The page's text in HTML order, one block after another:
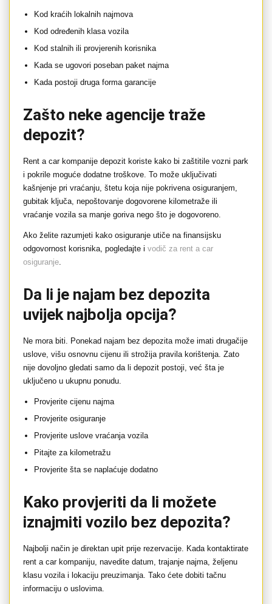
Kod kraćih lokalnih najmova
Kod određenih klasa vozila
Kod stalnih ili provjerenih korisnika
Kada se ugovori poseban paket najma
Kada postoji druga forma garancije
Zašto neke agencije traže
depozit?
Rent a car kompanije depozit koriste kako bi zaštitile vozni park
i pokrile moguće dodatne troškove. To može uključivati
kašnjenje pri vraćanju, štetu koja nije pokrivena osiguranjem,
gubitak ključa, nepoštovanje dogovorene kilometraže ili
vraćanje vozila sa manje goriva nego što je dogovoreno.
Ako želite razumjeti kako osiguranje utiče na finansijsku
odgovornost korisnika, pogledajte i vodič za rent a car
osiguranje.
Da li je najam bez depozita
uvijek najbolja opcija?
Ne mora biti. Ponekad najam bez depozita može imati drugačije
uslove, višu osnovnu cijenu ili strožija pravila korištenja. Zato
nije dovoljno gledati samo da li depozit postoji, već šta je
uključeno u ukupnu ponudu.
Provjerite cijenu najma
Provjerite osiguranje
Provjerite uslove vraćanja vozila
Pitajte za kilometražu
Provjerite šta se naplaćuje dodatno
Kako provjeriti da li možete
iznajmiti vozilo bez depozita?
Najbolji način je direktan upit prije rezervacije. Kada kontaktirate
rent a car kompaniju, navedite datum, trajanje najma, željenu
klasu vozila i lokaciju preuzimanja. Tako ćete dobiti tačnu
informaciju o uslovima.